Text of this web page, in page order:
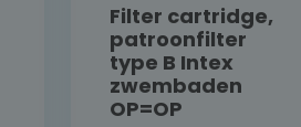
Filter cartridge,
patroonfilter
type B Intex
zwembaden
OP=OP